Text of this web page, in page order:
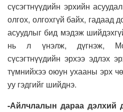
сүсэгтнүүдийн эрхийн
олгох, олгохгүй байх, гадаад
асуудлыг бид мэдэж
нь л үнэлж, дүгнэж,
сүсэгтнүүдийн эрхээ эдлэх
түмнийхээ оюун ухааны эрх
уу гэдгийг шийднэ.
-Айлчлалын дараа дэлхий